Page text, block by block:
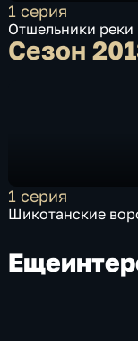
1 серия
Отшельники
Сезон
1 серия
Шикотанские
Еще